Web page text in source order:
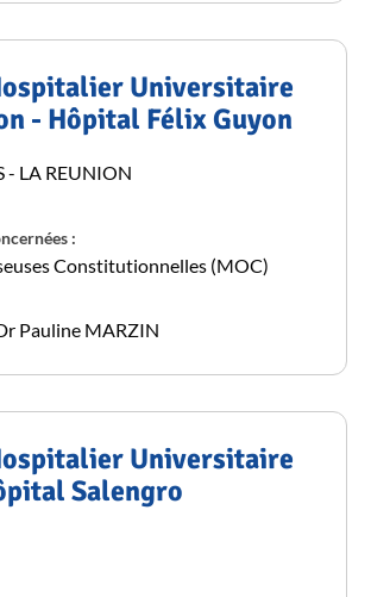
Universitaire
- Hôpital Félix Guyon
- LA REUNION
:
Constitutionnelles (MOC)
Pauline MARZIN
Universitaire
Salengro